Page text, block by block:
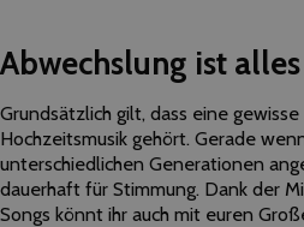
Abwechslung ist alles
Grundsätzlich gilt, dass eine
Hochzeitsmusik gehört. Gerade
unterschiedlichen Generationen
dauerhaft für Stimmung. Dank der
Songs könnt ihr auch mit euren